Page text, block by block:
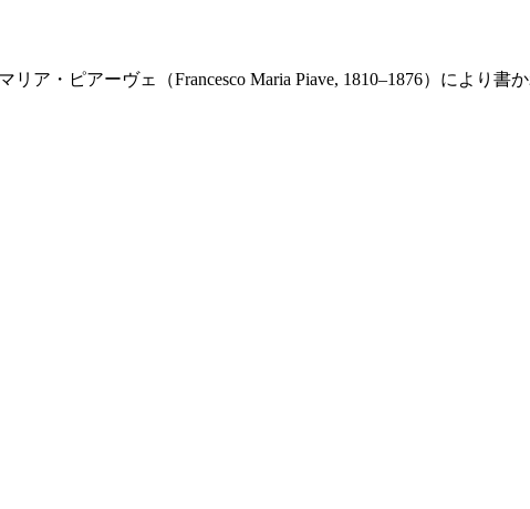
ア・ピアーヴェ（Francesco Maria Piave, 1810–1876）により書